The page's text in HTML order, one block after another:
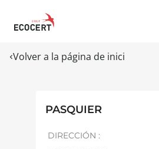
Volver a la página de inici
PASQUIER
DIRECCIÓN :